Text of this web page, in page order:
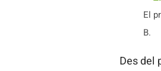
El
B.
Des del